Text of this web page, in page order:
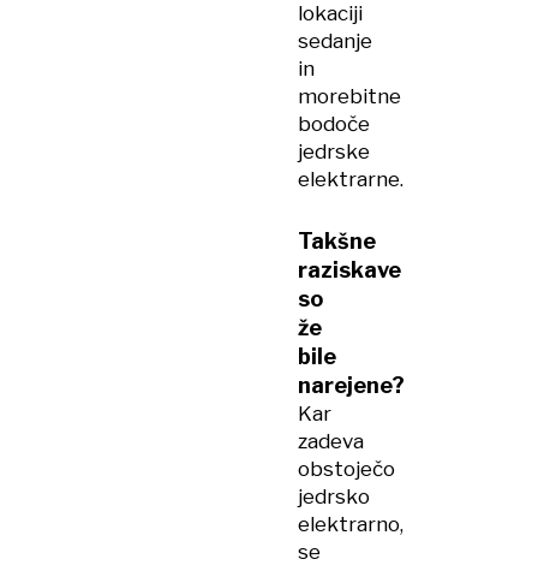
lokaciji
sedanje
in
morebitne
bodoče
jedrske
elektrarne.
Takšne
raziskave
so
že
bile
narejene?
Kar
zadeva
obstoječo
jedrsko
elektrarno,
se